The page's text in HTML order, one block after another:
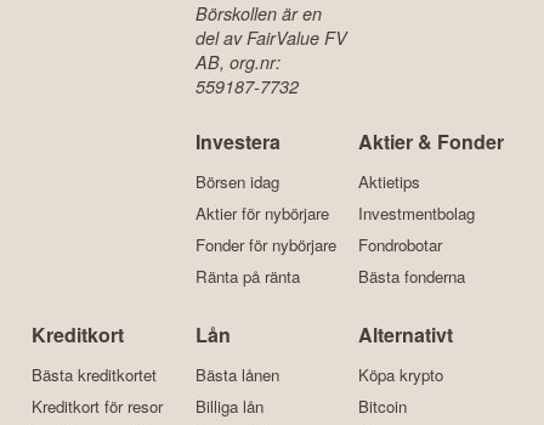
Börskollen är en
del av FairValue FV
AB, org.nr:
559187-7732
Investera
Börsen idag
Aktier för nybörjare
Fonder för nybörjare
Ränta på ränta
Aktier & Fonder
Aktietips
Investmentbolag
Fondrobotar
Bästa fonderna
Kreditkort
Bästa kreditkortet
Kreditkort för resor
Lån
Bästa lånen
Billiga lån
Alternativt
Köpa krypto
Bitcoin